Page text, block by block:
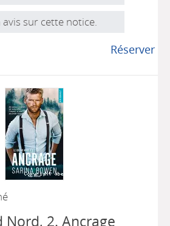
avis sur cette notice.
Réserver
Nord, 2. Ancrage